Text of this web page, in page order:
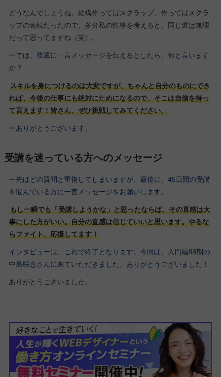
どうなんでしょうね。結構作ってはスクラップ、作ってはスクラ
ップの連続だったので、多分私の性格を考えると、同じ道は無理
だって思ってますね（笑）。
ーでは、後輩に一言メッセージを伝えるとしたら、何と言います
か？
スキルを身につけるのは大変ですが、ちゃんと自分のものにでき
れば、今後の仕事にも絶対にためになるので、そこは自信を持っ
て言えます！皆さん、ぜひ挑戦してみてください。
ーありがとうございます。
受講を迷っている方へのメッセージ
ー先ほどの質問と重複してしまいますが、最後に、45日間の受講
を悩んでいる方に一言メッセージをお願いします。
もし一瞬でも「受講しようかな」と思ったならば、その直感は大
事にした方がいい。自分の直感は信じていいと思います。やるな
らファイト、応援してます！
インタビューは、これで終了となります。今回は、入門編88期の
中島咲恵さんに来ていただきました。ありがとうございました！
ありがとうございました。